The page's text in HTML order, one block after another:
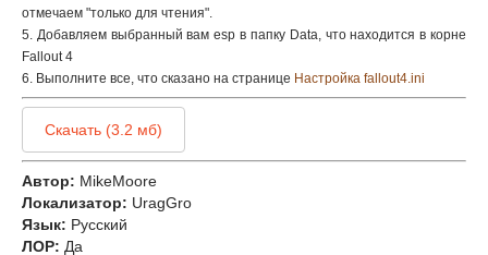
отмечаем "только для чтения".
5. Добавляем выбранный вам esp в папку Data, что находится в корне
Fallout 4
6. Выполните все, что сказано на странице Настройка fallout4.ini
Скачать (3.2 мб)
Автор: MikeMoore
Локализатор: UragGro
Язык: Русский
ЛОР: Да